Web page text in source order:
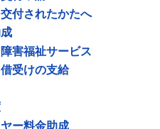
付されたかたへ
害福祉サービス
受けの支給
ー料金助成